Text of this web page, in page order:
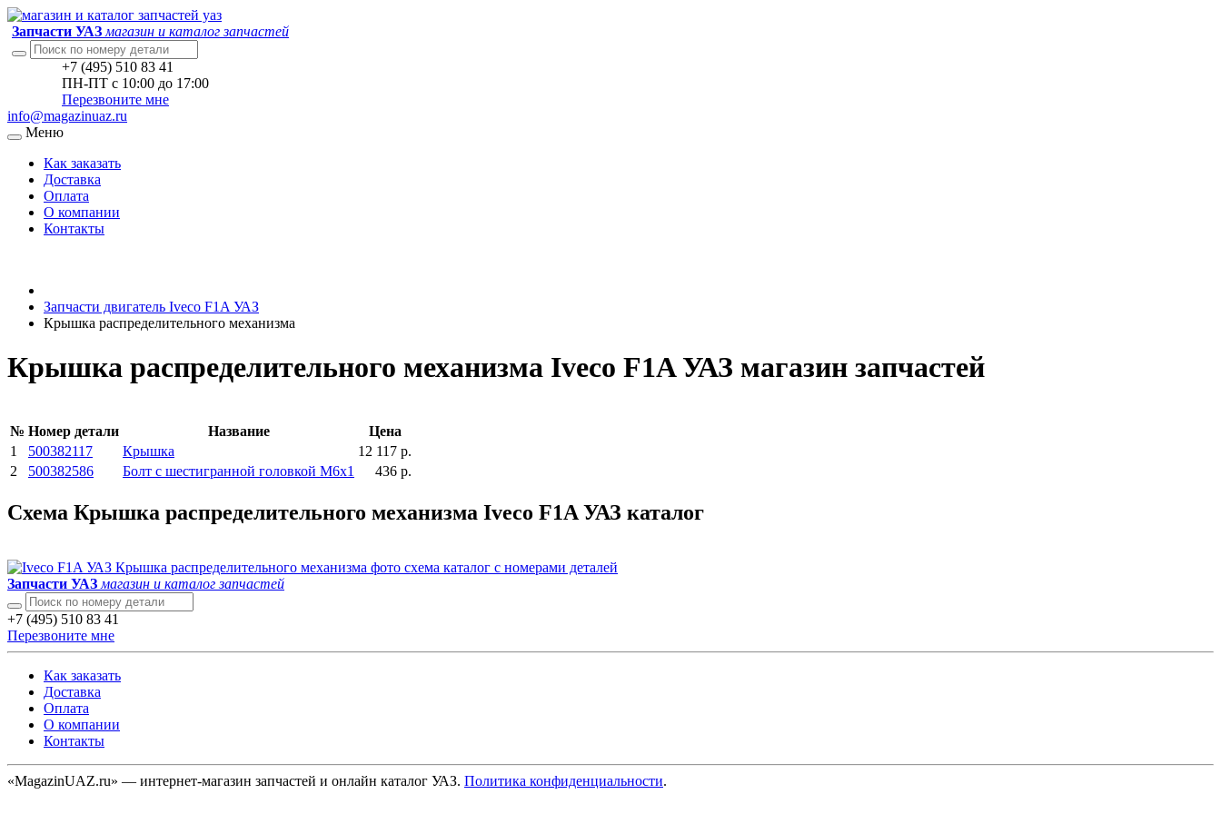
Запчасти УАЗ магазин и каталог запчастей
+7 (495) 510 83 41
ПН-ПТ с 10:00 до 17:00
Перезвоните мне
info@magazinuaz.ru
Меню
Как заказать
Доставка
Оплата
О компании
Контакты
Запчасти двигатель Iveco F1A УАЗ
Крышка распределительного механизма
Крышка распределительного механизма Iveco F1A УАЗ магазин запчастей
№ Номер детали Название
Цена
1
500382117 Крышка
12 117 р.
2
500382586 Болт с шестигранной головкой М6х1 436 р.
Схема Крышка распределительного механизма Iveco F1A УАЗ каталог
Запчасти УАЗ магазин и каталог запчастей
+7 (495) 510 83 41
Перезвоните мне
Как заказать
Доставка
Оплата
О компании
Контакты
«MagazinUAZ.ru» — интернет-магазин запчастей и онлайн каталог УАЗ. Политика конфиденциальности.